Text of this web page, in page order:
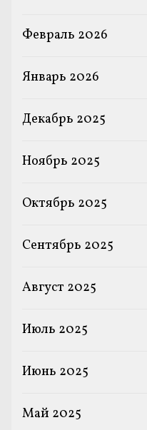
Февраль 2026
Январь 2026
Декабрь 2025
Ноябрь 2025
Октябрь 2025
Сентябрь 2025
Август 2025
Июль 2025
Июнь 2025
Май 2025